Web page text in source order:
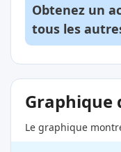
Obtenez un
tous les
Graphique
Le graphique